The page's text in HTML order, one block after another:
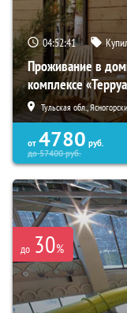
04:52:39
Проживание в
комплексе
Тульская обл.,
от 4780 руб.
до57400руб.
до 30%